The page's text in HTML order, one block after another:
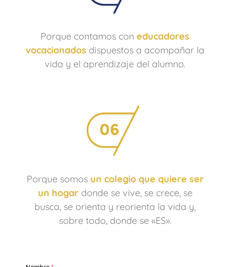
Porque contamos con educadores
vocacionados dispuestos a acompañar la
vida y el aprendizaje del alumno.
Porque somos un colegio que quiere ser
un hogardonde se vive, se crece, se
busca, se orienta y reorienta la vida y,
sobre todo, donde se «ES».